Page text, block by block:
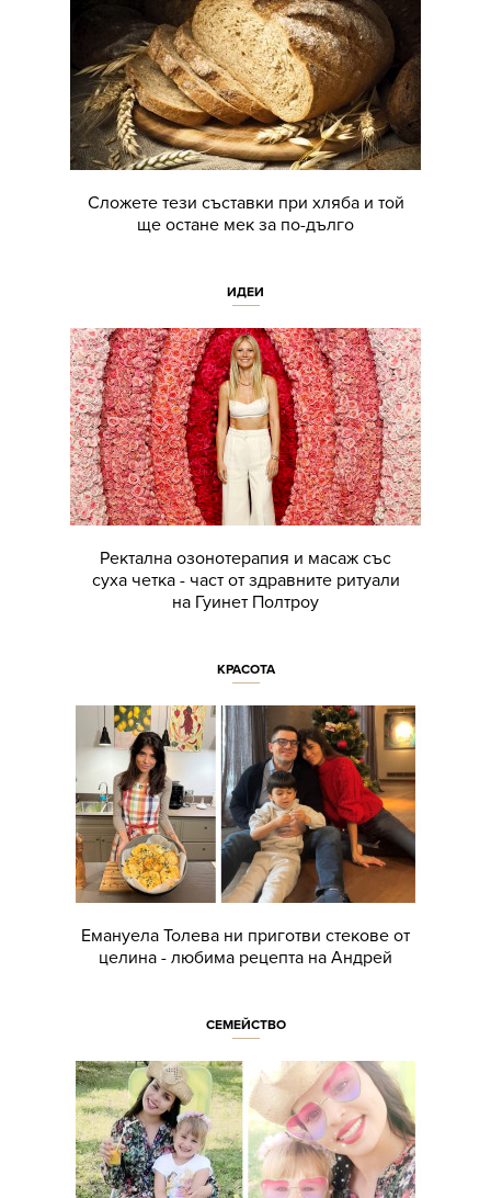
Сложете тези съставки при хляба и той
ще остане мек за по-дълго
ИДЕИ
Ректална озонотерапия и масаж със
суха четка - част от здравните ритуали
на Гуинет Полтроу
КРАСОТА
Емануела Толева ни приготви стекове от
целина - любима рецепта на Андрей
СЕМЕЙСТВО